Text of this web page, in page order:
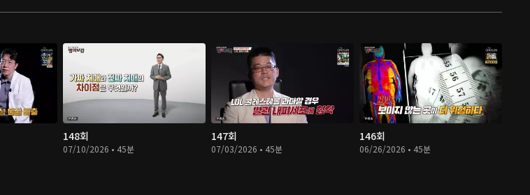
148회
07/10/2026 • 45분
147회
07/03/2026 • 45분
146회
06/26/2026 • 45분